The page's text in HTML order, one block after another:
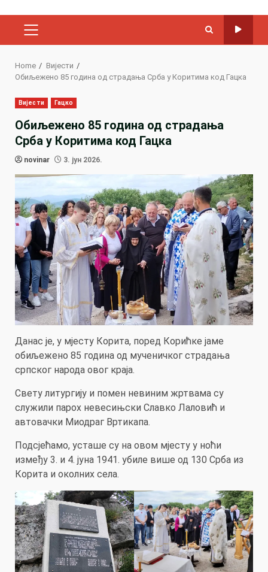
PRIMARY
Home
Вијести
Обиљежено 85 година од страдања Срба у Коритима код Гацка
Вијести Гацко
Обиљежено 85 година од страдања
Срба у Коритима код Гацка
novinar 3. јун 2026.
Данас је, у мјесту Корита, поред Корићке јаме
обиљежено 85 година од мученичког страдања
српског народа овог краја.
Свету литургију и помен невиним жртвама су
служили парох невесињски Славко Лаловић и
автовачки Миодраг Вртикапа.
Подсјећамо, усташе су на овом мјесту у ноћи
између 3. и 4. јуна 1941. убиле више од 130 Срба из
Корита и околних села.